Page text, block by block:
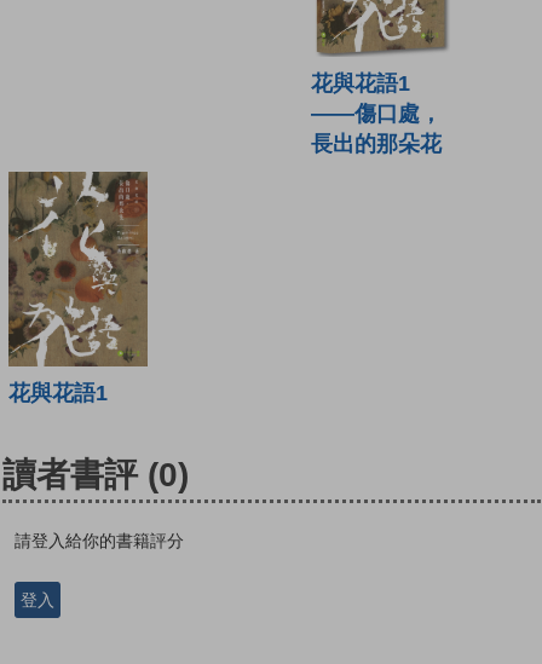
花與花語1
——傷口處，
長出的那朵花
花與花語1
讀者書評 (0)
請登入給你的書籍評分
登入